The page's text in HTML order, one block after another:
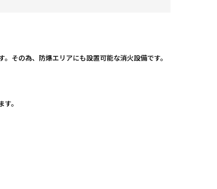
その為、防爆エリアにも設置可能な消火設備です。
。